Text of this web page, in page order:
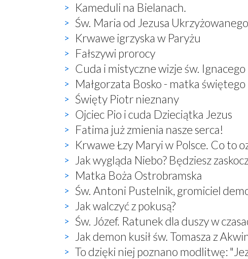
Kameduli na Bielanach.
Św. Maria od Jezusa
Krwawe igrzyska w Paryżu
Fałszywi prorocy
Cuda i mistyczne wizje św.
Małgorzata Bosko - matka świętego
Święty Piotr nieznany
Ojciec Pio i cuda Dzieciątka Jezus
Fatima już zmienia nasze serca!
Krwawe Łzy Maryi w Polsce. Co to
Jak wygląda Niebo? Będziesz
Matka Boża Ostrobramska
Św. Antoni Pustelnik, gromiciel
Jak walczyć z pokusą?
Św. Józef. Ratunek dla duszy w
Jak demon kusił św. Tomasza z
To dzięki niej poznano modlitwę: